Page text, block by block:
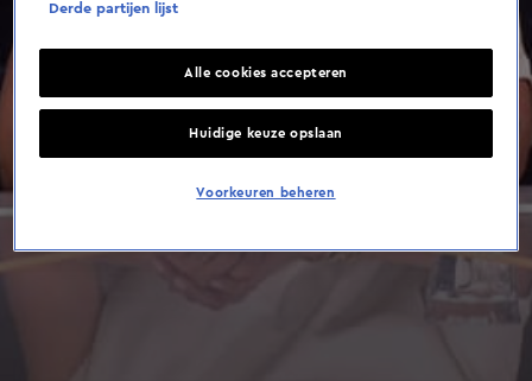
Derde partijen lijst
Alle cookies accepteren
Huidige keuze opslaan
Voorkeuren beheren